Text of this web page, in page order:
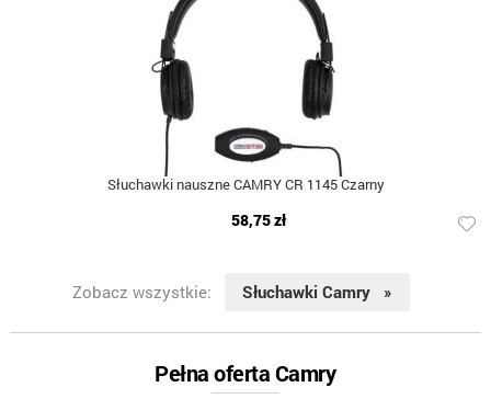
Słuchawki nauszne CAMRY CR 1145 Czarny
58,75 zł
Zobacz wszystkie: Słuchawki Camry »
Pełna oferta Camry